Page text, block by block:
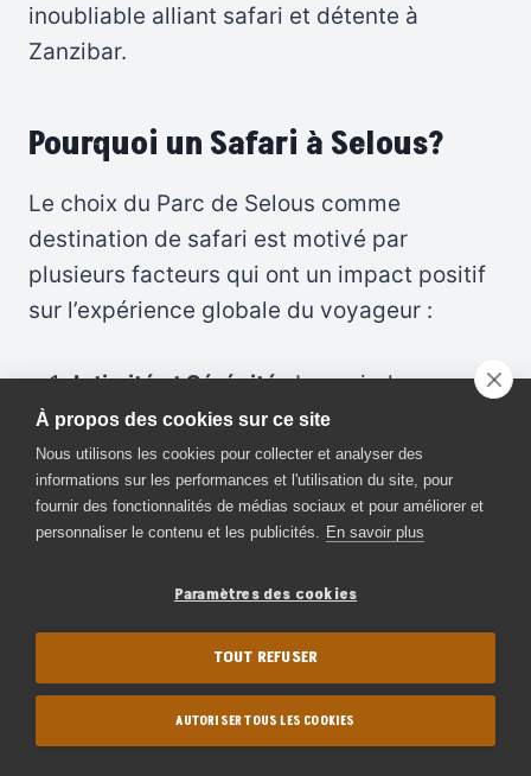
inoubliable alliant safari et détente à
Zanzibar.
Pourquoi un Safari à Selous?
Le choix du Parc de Selous comme
destination de safari est motivé par
plusieurs facteurs qui ont un impact positif
sur l’expérience globale du voyageur :
Intimité et Sérénité :La moindre
fréquentation touristique permet aux
visiteurs de vivre une expérience plus
intime avec la nature. Selous offre des
moments de sérénité où l’on peut
faune et les paysages.
Observation de la Faune :Les vastes
étendues du parc offrent d’excellentes
opportunités d’observation de la faune.
Les voyageurs peuvent apprécier des
À propos des cookies sur ce site
Nous utilisons les cookies pour collecter et analyser des
informations sur les performances et l'utilisation du site, pour
fournir des fonctionnalités de médias sociaux et pour améliorer et
personnaliser le contenu et les publicités. En savoir plus
Paramètres des cookies
TOUT REFUSER
AUTORISER TOUS LES COOKIES